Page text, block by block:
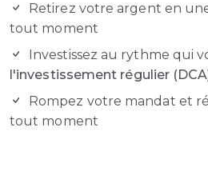
Retirez votre argent en
tout moment
Investissez au rythme qui
l'investissement régulier
Rompez votre mandat et
tout moment